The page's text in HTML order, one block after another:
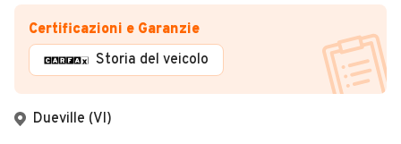
Certificazioni e Garanzie
Storia del veicolo
Dueville (VI)